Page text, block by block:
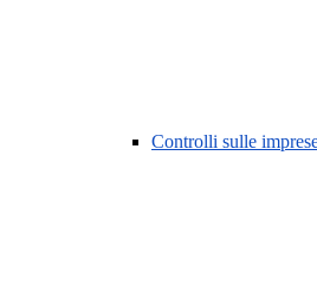
Controlli sulle